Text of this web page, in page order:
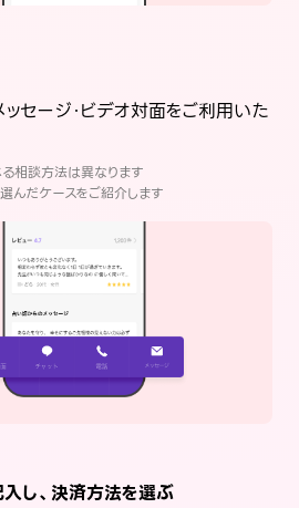
ッセージ・ビデオ対面をご利用いた
相談方法は異なります
んだケースをご紹介します
入し、決済方法を選ぶ